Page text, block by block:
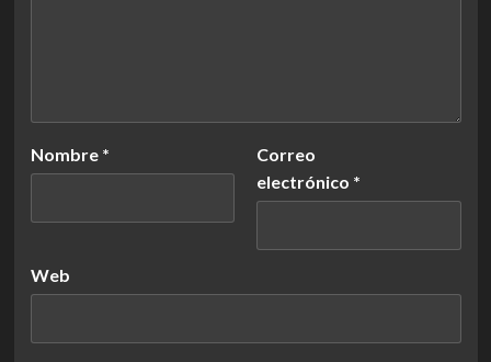
Nombre *
Correo
electrónico *
Web